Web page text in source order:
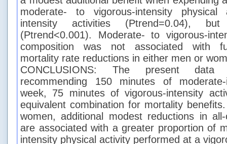
moderate- to vigorous-intensity
intensity activities (Ptrend=0.04),
(Ptrend<0.001). Moderate- to vigorous-
composition was not associated with
mortality rate reductions in either men or
CONCLUSIONS: The present data
recommending 150 minutes of
week, 75 minutes of vigorous-intensity
equivalent combination for mortality
women, additional modest reductions in
are associated with a greater proportion of
intensity physical activity performed at a